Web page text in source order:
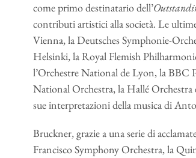
come primo destinatario dell’
contributi artistici alla società. Le
Vienna, la Deutsches Symphonie-
Helsinki, la Royal Flemish
l’Orchestre National de Lyon, la BBC
National Orchestra, la Hallé Orchestra
sue interpretazioni della musica di
Bruckner, grazie a una serie di
Francisco Symphony Orchestra, la